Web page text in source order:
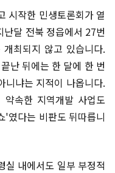
시작한 민생토론회가 열
달 전북 정읍에서 27번
최되지 않고 있습니다.
난 뒤에는 한 달에 한 번
니냐는 지적이 나옵니다.
약속한 지역개발 사업도
'였다는 비판도 뒤따릅니
실 내에서도 일부 부정적